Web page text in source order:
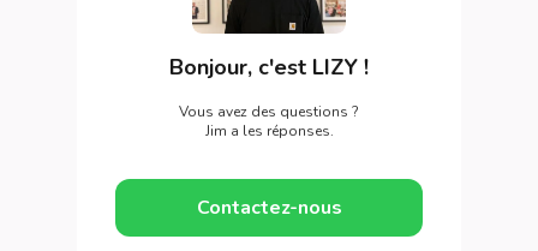
Bonjour, c'est LIZY !
Vous avez des questions ?
Jim a les réponses.
Contactez-nous